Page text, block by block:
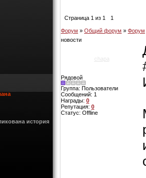
история
Страница 1 из 1 1
Форум » Общий форум » Форум
новости
chapa
Рядовой
Группа: Пользователи
Сообщений: 1
Награды: 0
Репутация: 0
Статус: Offline